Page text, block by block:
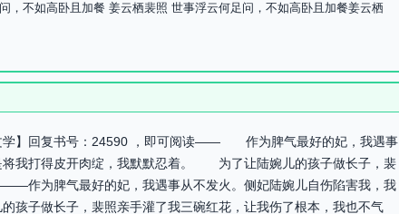
，不如高卧且加餐 姜云栖裴照 世事浮云何足问，不如高卧且加餐姜云栖
学】回复书号：24590 ，即可阅读—— 作为脾气最好的妃，我遇事
打得皮开肉绽，我默默忍着。 为了让陆婉儿的孩子做长子，裴
为脾气最好的妃，我遇事从不发火。侧妃陆婉儿自伤陷害我，我
孩子做长子，裴照亲手灌了我三碗红花，让我伤了根本，我也不气